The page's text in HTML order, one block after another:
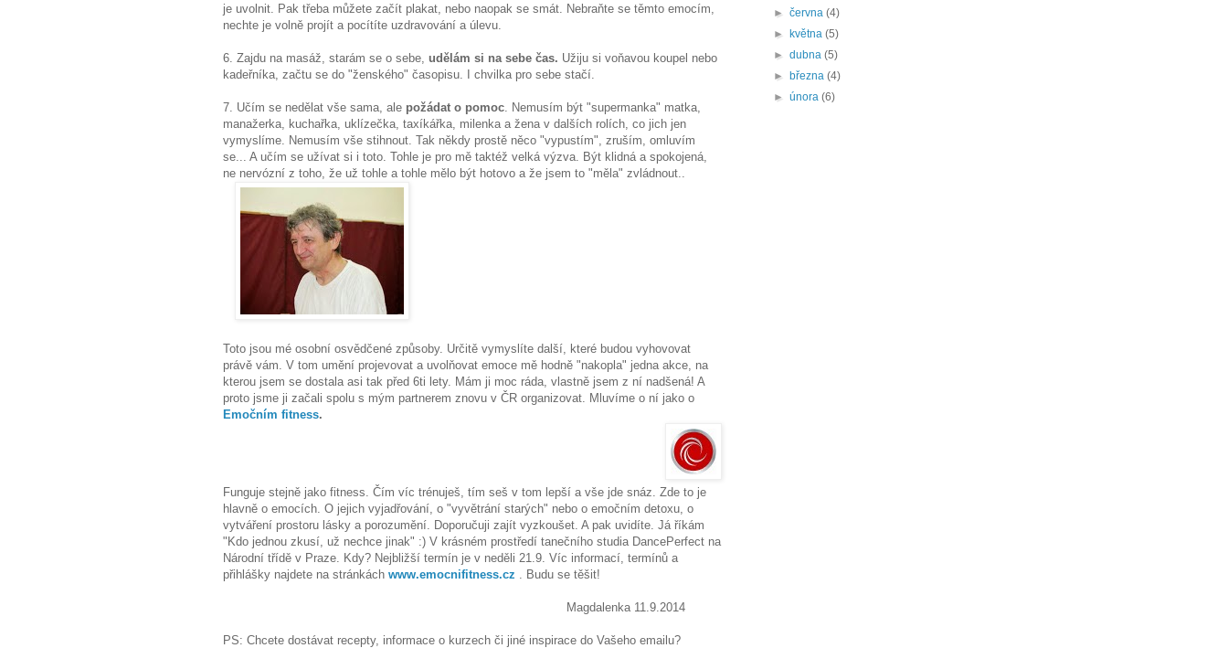
je uvolnit. Pak třeba můžete začít plakat, nebo naopak se smát. Nebraňte se těmto emocím,
nechte je volně projít a pocítíte uzdravování a úlevu.
6. Zajdu na masáž, starám se o sebe, udělám si na sebe čas. Užiju si voňavou koupel nebo
kadeřníka, začtu se do "ženského" časopisu. I chvilka pro sebe stačí.
7. Učím se nedělat vše sama, ale požádat o pomoc . Nemusím být "supermanka" matka,
manažerka, kuchařka, uklízečka, taxíkářka, milenka a žena v dalších rolích, co jich jen
vymyslíme. Nemusím vše stihnout. Tak někdy prostě něco "vypustím", zruším, omluvím
se... A učím se užívat si i toto. Tohle je pro mě taktéž velká výzva. Být klidná a spokojená,
ne nervózní z toho, že už tohle a tohle mělo být hotovo a že jsem to "měla" zvládnout..
Toto jsou mé osobní osvědčené způsoby. Určitě vymyslíte další, které budou vyhovovat
právě vám. V tom umění projevovat a uvolňovat emoce mě hodně "nakopla" jedna akce, na
kterou jsem se dostala asi tak před 6ti lety. Mám ji moc ráda, vlastně jsem z ní nadšená! A
proto jsme ji začali spolu s mým partnerem znovu v ČR organizovat. Mluvíme o ní jako o
Emočním fitness.
Funguje stejně jako fitness. Čím víc trénuješ, tím seš v tom lepší a vše jde snáz. Zde to je
hlavně o emocích. O jejich vyjadřování, o "vyvětrání starých" nebo o emočním detoxu, o
vytváření prostoru lásky a porozumění. Doporučuji zajít vyzkoušet. A pak uvidíte. Já říkám
"Kdo jednou zkusí, už nechce jinak" :) V krásném prostředí tanečního studia DancePerfect na
Národní třídě v Praze. Kdy? Nejbližší termín je v neděli 21.9. Víc informací, termínů a
přihlášky najdete na stránkách www.emocnifitness.cz . Budu se těšit!
Magdalenka 11.9.2014
PS: Chcete dostávat recepty, informace o kurzech či jiné inspirace do Vašeho emailu?
►června(4)
►
května(5)
►dubna(5)
► března(4)
►února(6)